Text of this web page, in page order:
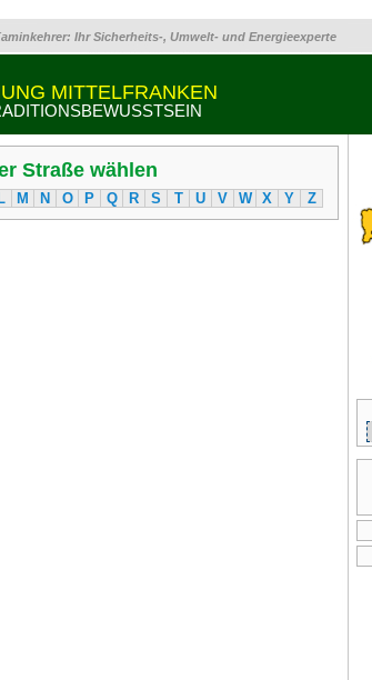
Ihr Sicherheits-, Umwelt- und Energieexperte
MITTELFRANKEN
Straße wählen
L M N O P Q R S T U V W X Y Z